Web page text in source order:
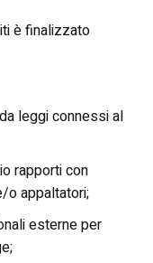
è finalizzato
leggi connessi al
rapporti con
o appaltatori;
esterne per